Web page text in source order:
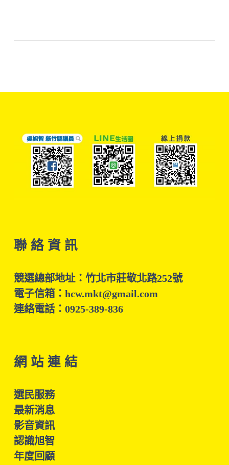
聯 絡 資 訊
競選總部地址：竹北市莊敬北路252號
電子信箱：hcw.mkt@gmail.com
連絡電話：0925-389-836
網 站 連 結
選民服務
最新消息
影音資訊
認識旭智
年度回顧